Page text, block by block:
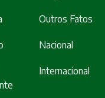
Outros Fatos
Nacional
Internacional